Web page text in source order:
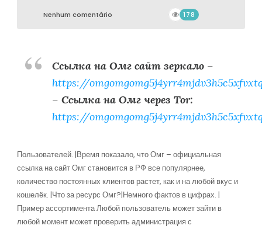
Nenhum comentário 178
Ссылка на Омг сайт зеркало–
https://
– Ссылка на Омг через Tor:
https://
Пользователей. |Время показало, что Омг – официальная
ссылка на сайт Омг становится в РФ все популярнее,
количество постоянных клиентов растет, как и на любой вкус и
кошелёк. |Что за ресурс Омг?|Немного фактов в цифрах. |
Пример ассортимента Любой пользователь может зайти в
любой момент может проверить администрация с